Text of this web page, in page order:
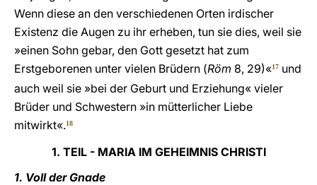
Wenn diese an den verschiedenen Orten irdischer
Existenz die Augen zu ihr erheben, tun sie dies, weil sie
»einen Sohn gebar, den Gott gesetzt hat zum
Erstgeborenen unter vielen Brüdern (Röm 8, 29)«17 und
auch weil sie »bei der Geburt und Erziehung« vieler
Brüder und Schwestern »in mütterlicher Liebe
mitwirkt«.18
1. TEIL - MARIA IM GEHEIMNIS CHRISTI
1. Voll der Gnade